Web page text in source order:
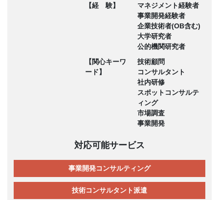
【経 験】
マネジメント経験者
事業開発経験者
企業技術者(OB含む)
大学研究者
公的機関研究者
【関心キーワ
ード】
技術顧問
コンサルタント
社内研修
スポットコンサルテ
ィング
市場調査
事業開発
対応可能サービス
事業開発コンサルティング
技術コンサルタント派遣